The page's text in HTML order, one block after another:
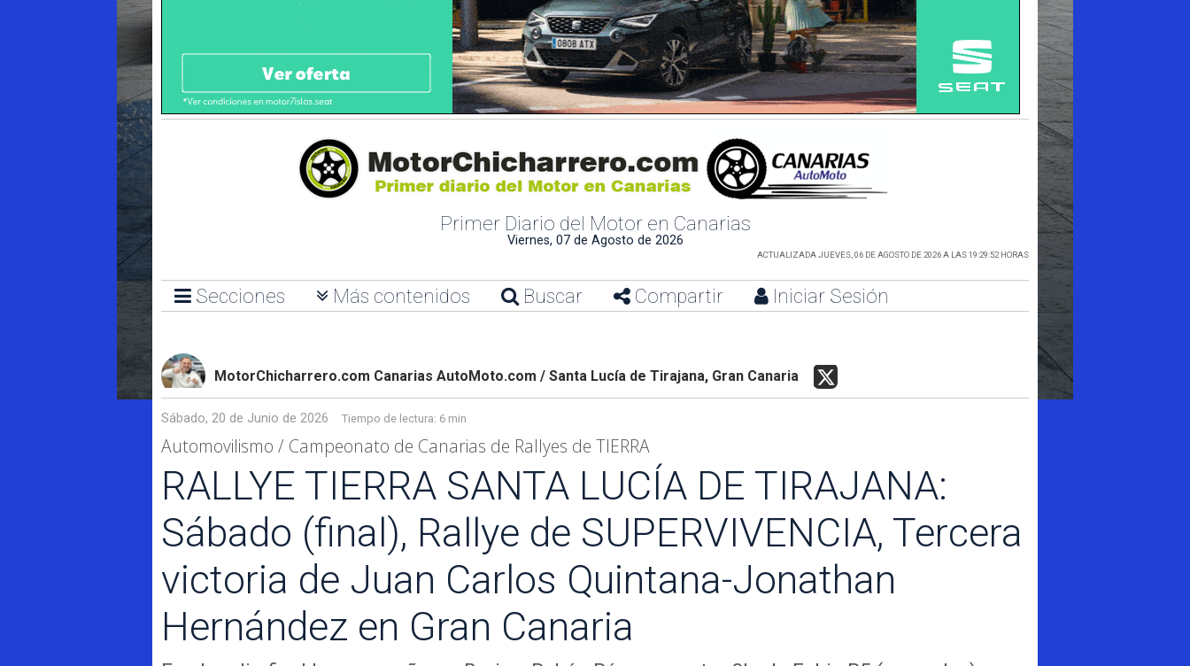
Primer Diario del Motor en Canarias
Viernes, 07 de Agosto de 2026
ACTUALIZADA JUEVES, 06 DE AGOSTO DE 2026 A LAS 19:29:52 HORAS
Secciones Más contenidos Buscar Compartir Iniciar Sesión
MotorChicharrero.com Canarias AutoMoto.com / Santa Lucía de Tirajana, Gran Canaria
Sábado, 20 de Junio de 2026 Tiempo de lectura: 6 min
Automovilismo / Campeonato de Canarias de Rallyes de TIERRA
RALLYE TIERRA SANTA LUCÍA DE TIRAJANA:
Sábado (final), Rallye de SUPERVIVENCIA, Tercera
victoria de Juan Carlos Quintana-Jonathan
Hernández en Gran Canaria